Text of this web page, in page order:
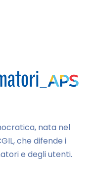
nata nel
che difende i
e degli utenti.